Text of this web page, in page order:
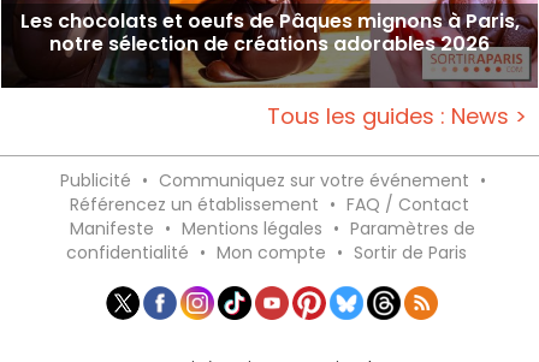
Les chocolats et oeufs de Pâques mignons à Paris,
notre sélection de créations adorables 2026
Tous les guides : News >
Publicité • Communiquez sur votre événement •
Référencez un établissement • FAQ / Contact
Manifeste • Mentions légales • Paramètres de
confidentialité • Mon compte • Sortir de Paris